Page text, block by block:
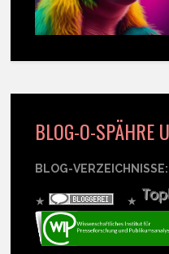
BLOG-O-SPÄHRE
BLOG-VERZEICHNISSE:
★ ★